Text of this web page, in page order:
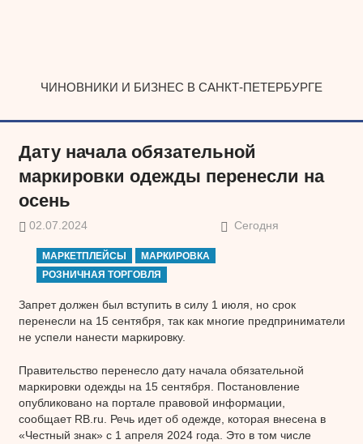
ЧИНОВНИКИ И БИЗНЕС В САНКТ-ПЕТЕРБУРГЕ
Дату начала обязательной
маркировки одежды перенесли на
осень
02.07.2024 Сегодня
МАРКЕТПЛЕЙСЫ
МАРКИРОВКА
РОЗНИЧНАЯ ТОРГОВЛЯ
Запрет должен был вступить в силу 1 июля, но срок
перенесли на 15 сентября, так как многие предприниматели
не успели нанести маркировку.
Правительство перенесло дату начала обязательной
маркировки одежды на 15 сентября. Постановление
опубликовано на портале правовой информации,
сообщает RB.ru. Речь идет об одежде, которая внесена в
«Честный знак» с 1 апреля 2024 года. Это в том числе